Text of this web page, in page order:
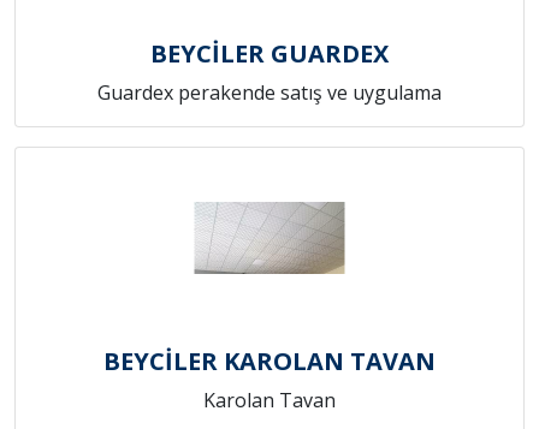
BEYCİLER GUARDEX
Guardex perakende satış ve uygulama
BEYCİLER KAROLAN TAVAN
Karolan Tavan